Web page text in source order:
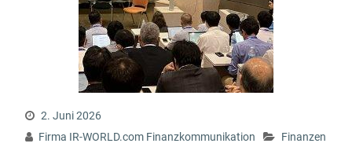
2. Juni 2026
Firma IR-WORLD.com Finanzkommunikation
Finanzen